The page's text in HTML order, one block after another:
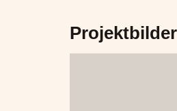
Projektbilder